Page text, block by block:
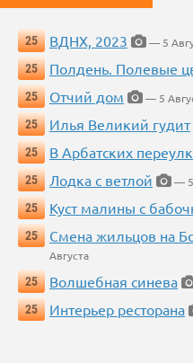
25 ВДНХ, 2023
— 5
25
Полдень. Полевые
25
Отчий дом
— 5
25
Илья Великий гудит
25
В Арбатских
25
Лодка с ветлой
— 5
25
Куст малины с
25
Смена жильцов на
Августа
25
Волшебная синева
25
Интерьер ресторана